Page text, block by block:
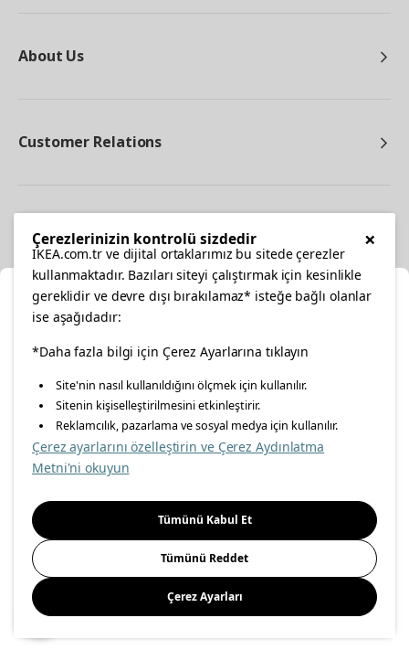
About Us
Customer Relations
facebooktwitterinstagrampinterestyoutube
linkedin
Energy Policy Information Security Policy
Food Safety Policy
Important Notice Privacy Agreement Personal Data Protection
Cookie Policy
© Inter IKEA Systems B.V 1999-
Select Location
Please select to see the content specific to your delivery
location for your orders from Online Store.
Select a city first
Please select
Save
×
Çerezlerinizin kontrolü sizdedir
IKEA.com.tr ve dijital ortaklarımız bu sitede çerezler
kullanmaktadır. Bazıları siteyi çalıştırmak için kesinlikle
gereklidir ve devre dışı bırakılamaz* isteğe bağlı olanlar
ise aşağıdadır:
*Daha fazla bilgi için Çerez Ayarlarına tıklayın
Site'nin nasıl kullanıldığını ölçmek için kullanılır.
Sitenin kişiselleştirilmesini etkinleştirir.
Reklamcılık, pazarlama ve sosyal medya için kullanılır.
Çerez ayarlarını özelleştirin ve Çerez Aydınlatma
Metni'ni okuyun
Tümünü Kabul Et
Tümünü Reddet
Çerez Ayarları